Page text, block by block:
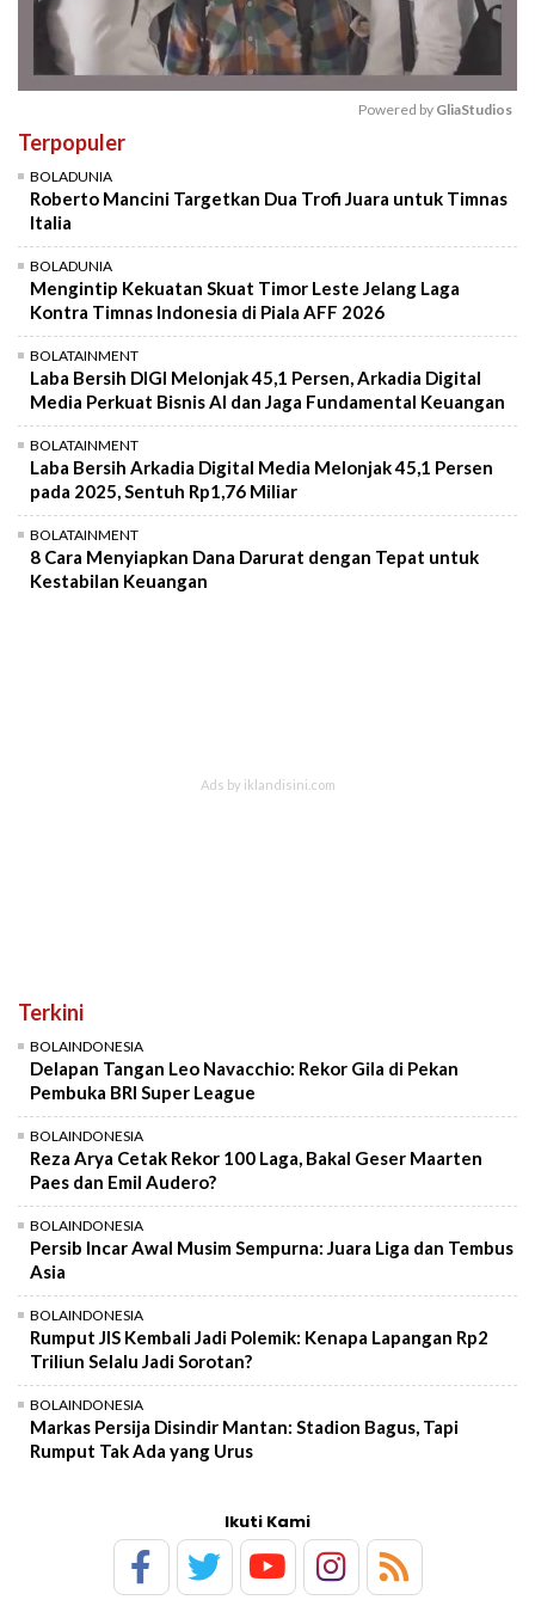
Powered by GliaStudios
Terpopuler
BOLADUNIA
Roberto Mancini Targetkan Dua Trofi Juara untuk Timnas
Italia
BOLADUNIA
Mengintip Kekuatan Skuat Timor Leste Jelang Laga
Kontra Timnas Indonesia di Piala AFF 2026
BOLATAINMENT
Laba Bersih DIGI Melonjak 45,1 Persen, Arkadia Digital
Media Perkuat Bisnis AI dan Jaga Fundamental Keuangan
BOLATAINMENT
Laba Bersih Arkadia Digital Media Melonjak 45,1 Persen
pada 2025, Sentuh Rp1,76 Miliar
BOLATAINMENT
8 Cara Menyiapkan Dana Darurat dengan Tepat untuk
Kestabilan Keuangan
Terkini
BOLAINDONESIA
Delapan Tangan Leo Navacchio: Rekor Gila di Pekan
Pembuka BRI Super League
BOLAINDONESIA
Reza Arya Cetak Rekor 100 Laga, Bakal Geser Maarten
Paes dan Emil Audero?
BOLAINDONESIA
Persib Incar Awal Musim Sempurna: Juara Liga dan Tembus
Asia
BOLAINDONESIA
Rumput JIS Kembali Jadi Polemik: Kenapa Lapangan Rp2
Triliun Selalu Jadi Sorotan?
BOLAINDONESIA
Markas Persija Disindir Mantan: Stadion Bagus, Tapi
Rumput Tak Ada yang Urus
Ikuti Kami